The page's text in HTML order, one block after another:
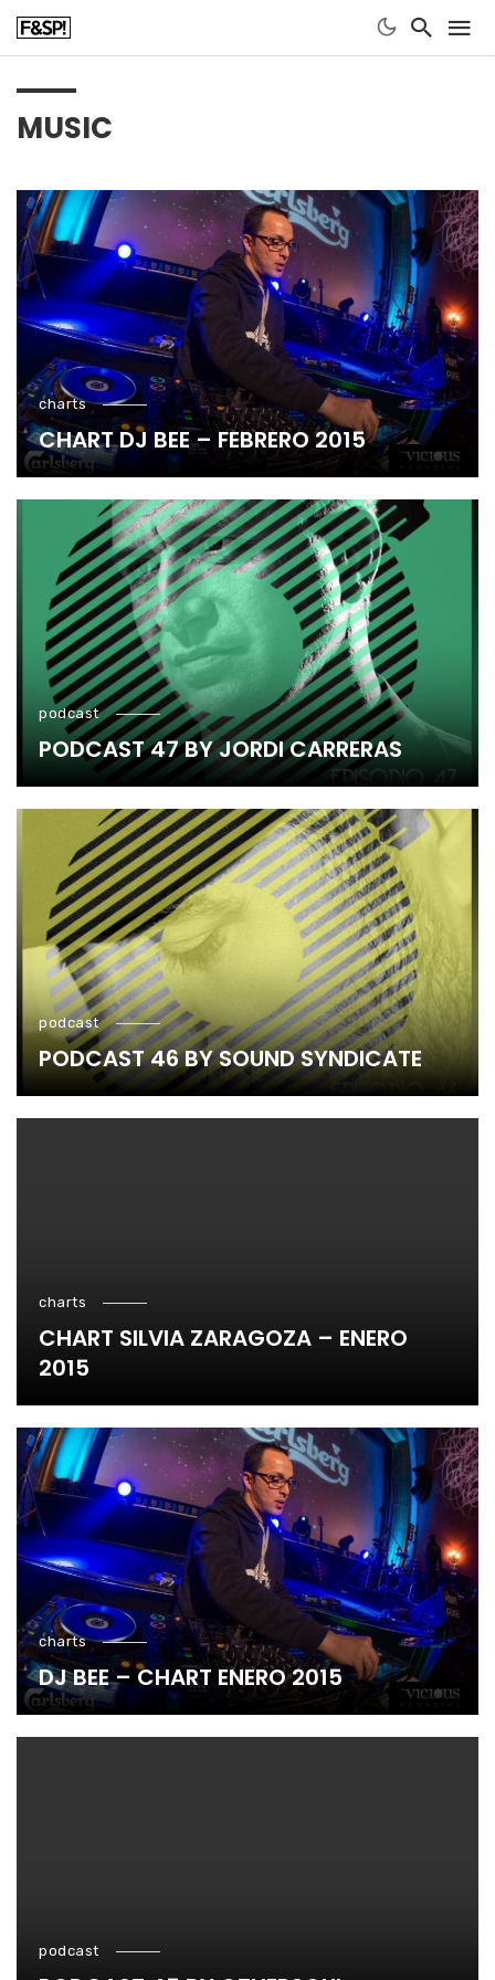
MUSIC
charts
CHART DJ BEE – FEBRERO 2015
podcast
PODCAST 47 BY JORDI CARRERAS
podcast
PODCAST 46 BY SOUND SYNDICATE
charts
CHART SILVIA ZARAGOZA – ENERO
2015
charts
DJ BEE – CHART ENERO 2015
podcast